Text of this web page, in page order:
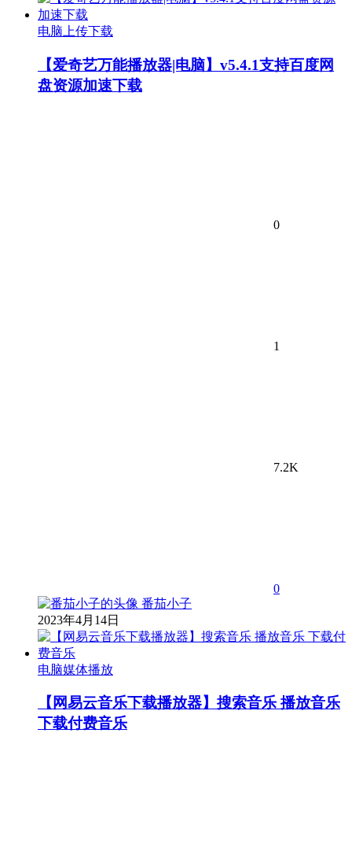
电脑上传下载
【爱奇艺万能播放器|电脑】v5.4.1支持百度网
盘资源加速下载
0
1
7.2K
0
番茄小子
2023年4月14日
电脑媒体播放
【网易云音乐下载播放器】搜索音乐 播放音乐
下载付费音乐